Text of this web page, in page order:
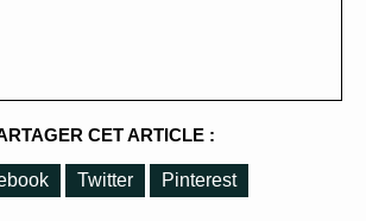
CET ARTICLE :
Twitter Pinterest